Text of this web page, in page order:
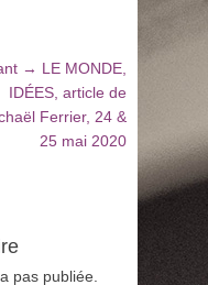
→ Article
suivant
:
LE MONDE,
IDÉES, article de
Ferrier, 24 &
25 mai 2020
pas publiée.